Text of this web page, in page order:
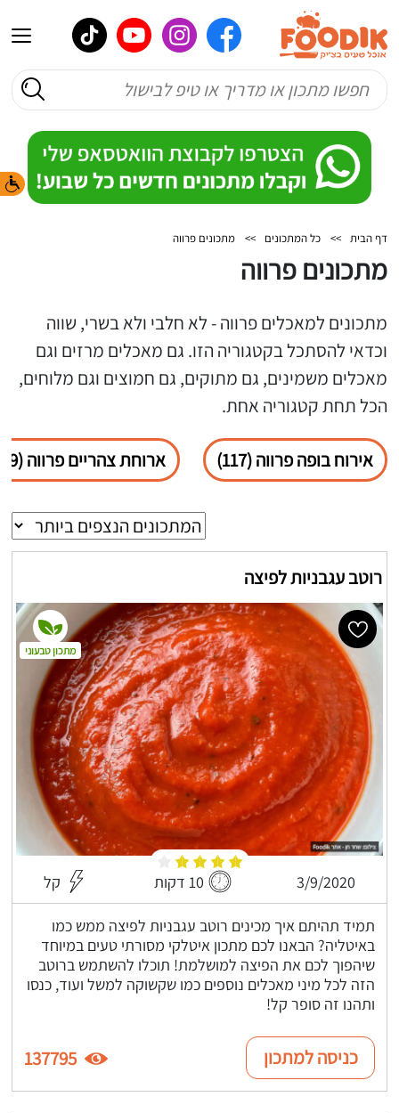
דף הבית >> כל המתכונים >> מתכונים פרווה
מתכונים פרווה
מתכונים למאכלים פרווה - לא חלבי ולא בשרי, שווה
וכדאי להסתכל בקטגוריה הזו. גם מאכלים מרזים וגם
מאכלים משמינים, גם מתוקים, גם חמוצים וגם מלוחים,
הכל תחת קטגוריה אחת.
אירוח בופה פרווה (117) ארוחת צהריים פרווה (69)
רוטב עגבניות לפיצה
3/9/2020 10 דקות קל
תמיד תהיתם איך מכינים רוטב עגבניות לפיצה ממש כמו
באיטליה? הבאנו לכם מתכון איטלקי מסורתי טעים במיוחד
שיהפוך לכם את הפיצה למושלמת! תוכלו להשתמש ברוטב
הזה לכל מיני מאכלים נוספים כמו שקשוקה למשל ועוד, כנסו
ותהנו זה סופר קל!
מתכון טבעוני
כניסה למתכון 137795